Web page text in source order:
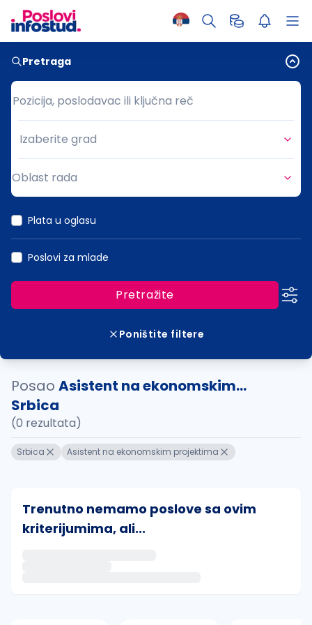
Pretraga
Pozicija, poslodavac ili ključna reč
Pozicija, poslodavac ili ključna reč
Grad
Izaberite grad
Oblast rada
Plata u oglasu
Poslovi za mlade
Pretražite
Poništite filtere
Posao Asistent na ekonomskim...
Srbica
(0 rezultata)
Srbica Asistent na ekonomskim projektima
Trenutno nemamo poslove sa ovim
kriterijumima, ali...